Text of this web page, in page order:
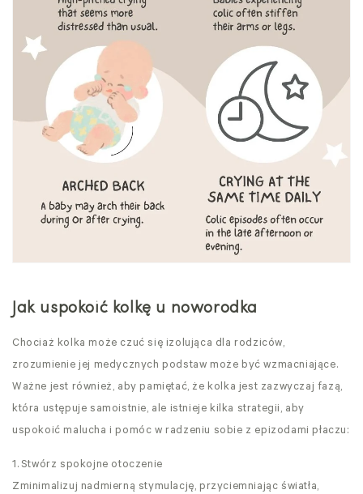
Jak uspokoić kolkę u noworodka
Chociaż kolka może czuć się izolująca dla rodziców,
zrozumienie jej medycznych podstaw może być wzmacniające.
Ważne jest również, aby pamiętać, że kolka jest zazwyczaj fazą,
która ustępuje samoistnie, ale istnieje kilka strategii, aby
uspokoić malucha i pomóc w radzeniu sobie z epizodami płaczu:
1. Stwórz spokojne otoczenie
Zminimalizuj nadmierną stymulację, przyciemniając światła,